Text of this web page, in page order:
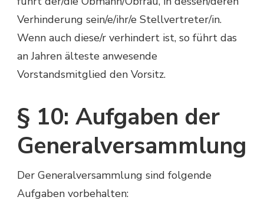
Verhinderung sein/e/ihr/e Stellvertreter/in.
Wenn auch diese/r verhindert ist, so führt das
an Jahren älteste anwesende
Vorstandsmitglied den Vorsitz.
§ 10: Aufgaben der
Generalversammlung
Der Generalversammlung sind folgende
Aufgaben vorbehalten: